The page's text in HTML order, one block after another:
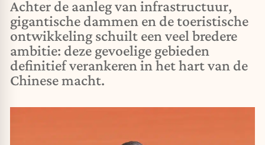
Achter de aanleg van infrastructuur,
gigantische dammen en de toeristische
ontwikkeling schuilt een veel bredere
ambitie: deze gevoelige gebieden
definitief verankeren in het hart van de
Chinese macht.